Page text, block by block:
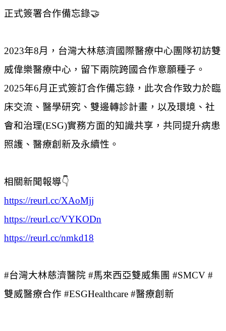
正式簽署合作備忘錄🤝
2023年8月，台灣大林慈濟國際醫療中心團隊初訪雙
威偉樂醫療中心，留下兩院跨國合作意願種子。
2025年6月正式簽訂合作備忘錄，此次合作致力於臨
床交流、醫學研究、雙邊轉診計畫，以及環境、社
會和治理(ESG)實務方面的知識共享，共同提升病患
照護、醫療創新及永續性。
相關新聞報導👇
https://reurl.cc/XAoMjj
https://reurl.cc/VYKODn
https://reurl.cc/nmkd18
#台灣大林慈濟醫院 #馬來西亞雙威集團 #SMCV #
雙威醫療合作 #ESGHealthcare #醫療創新